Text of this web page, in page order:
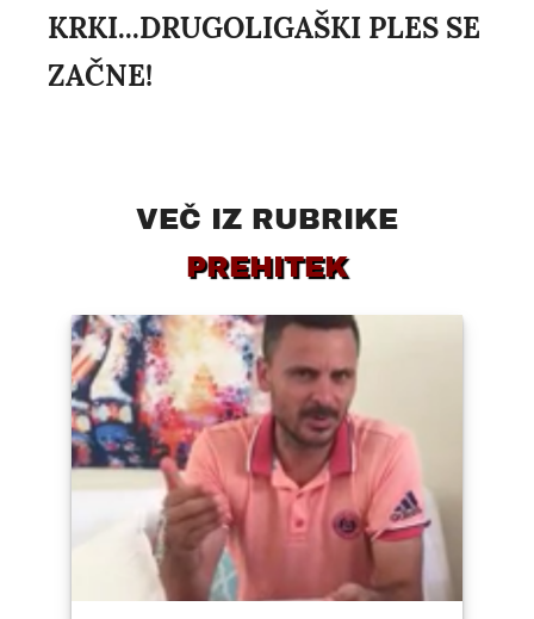
KRKI...DRUGOLIGAŠKI PLES SE
ZAČNE!
VEČ IZ RUBRIKE
PREHITEK